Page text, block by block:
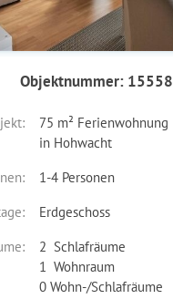
Objektnummer: 15558
75 m² Ferienwohnung
in Hohwacht
1-4 Personen
Erdgeschoss
2 Schlafräume
1 Wohnraum
0 Wohn-/Schlafräume